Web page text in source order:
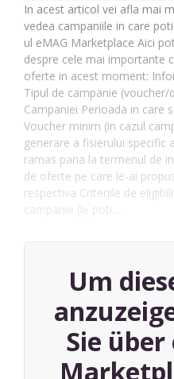
In acest articol vei afla mai
vedea campaniile in care
ul eMAG Marketplace Aici
despre cele mai importante
oferte in acest moment:
Tipul de campanie
Campaniei Perioada in care
Voucher minim (in cazul
generare a fisierului specific
ramas pana la termenul de
de oferte pe care le-ai
respectiva Criteriile de
campanie (le poti…
Um
Sie über